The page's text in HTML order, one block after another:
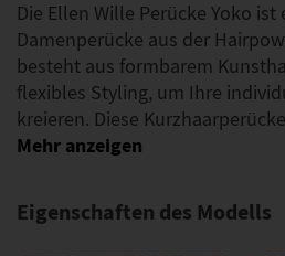
Die Ellen Wille Perücke Yoko ist
Damenperücke aus der
besteht aus formbarem
flexibles Styling, um Ihre
kreieren. Diese
Eigenschaften des Modells